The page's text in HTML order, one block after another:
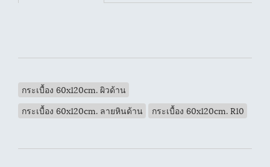
กระเบื้อง 60x120cm. ผิวด้าน
กระเบื้อง 60x120cm. ลายหินด้าน
กระเบื้อง 60x120cm. R10